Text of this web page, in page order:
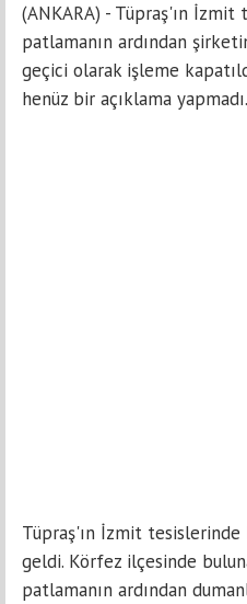
(ANKARA) - Tüpraş'ın
patlamanın ardından
geçici olarak işleme
henüz bir açıklama yapmadı.
Tüpraş'ın İzmit
geldi. Körfez ilçesinde
patlamanın ardından